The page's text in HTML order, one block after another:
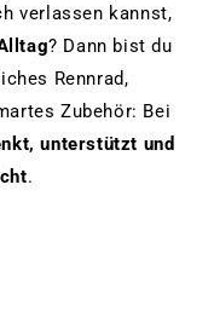
verlassen kannst,
? Dann bist du
Rennrad,
Zubehör: Bei
unterstützt und
.